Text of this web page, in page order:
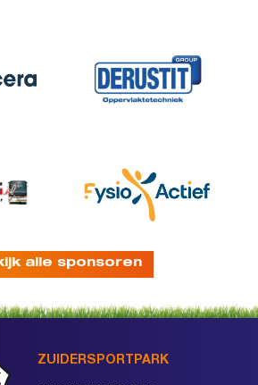
alle sponsoren
ZUIDERSPORTPARK